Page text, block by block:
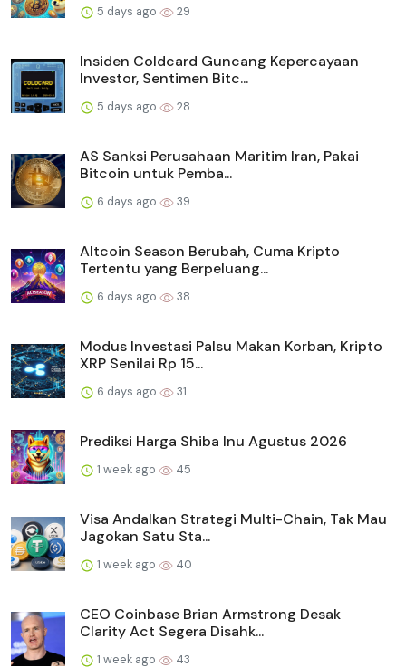
5 days ago 29
Insiden Coldcard Guncang Kepercayaan
Investor, Sentimen Bitc...
5 days ago 28
AS Sanksi Perusahaan Maritim Iran, Pakai
Bitcoin untuk Pemba...
6 days ago 39
Altcoin Season Berubah, Cuma Kripto
Tertentu yang Berpeluang...
6 days ago 38
Modus Investasi Palsu Makan Korban, Kripto
XRP Senilai Rp 15...
6 days ago 31
Prediksi Harga Shiba Inu Agustus 2026
1 week ago 45
Visa Andalkan Strategi Multi-Chain, Tak Mau
Jagokan Satu Sta...
1 week ago 40
CEO Coinbase Brian Armstrong Desak
Clarity Act Segera Disahk...
1 week ago 43